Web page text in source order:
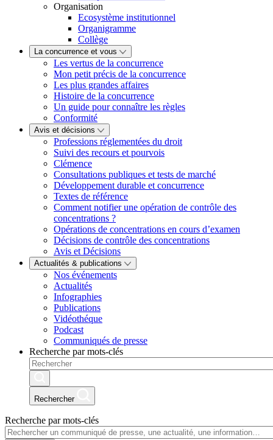
Organisation
Ecosystème institutionnel
Organigramme
Collège
La concurrence et vous
Les vertus de la concurrence
Mon petit précis de la concurrence
Les plus grandes affaires
Histoire de la concurrence
Un guide pour connaître les règles
Conformité
Avis et décisions
Professions réglementées du droit
Suivi des recours et pourvois
Clémence
Consultations publiques et tests de marché
Développement durable et concurrence
Textes de référence
Comment notifier une opération de contrôle des
concentrations ?
Opérations de concentrations en cours d’examen
Décisions de contrôle des concentrations
Avis et Décisions
Actualités & publications
Nos événements
Actualités
Infographies
Publications
Vidéothéque
Podcast
Communiqués de presse
Recherche par mots-clés
Rechercher
Recherche par mots-clés